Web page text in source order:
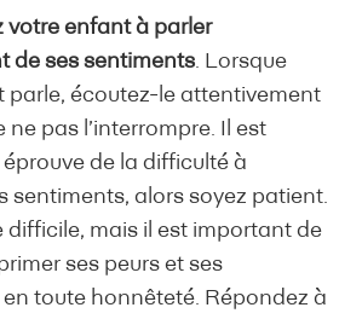
votre enfant à parler
de ses sentiments. Lorsque
parle, écoutez-le attentivement
ne pas l’interrompre. Il est
éprouve de la difficulté à
sentiments, alors soyez patient.
difficile, mais il est important de
ses peurs et ses
toute honnêteté. Répondez à